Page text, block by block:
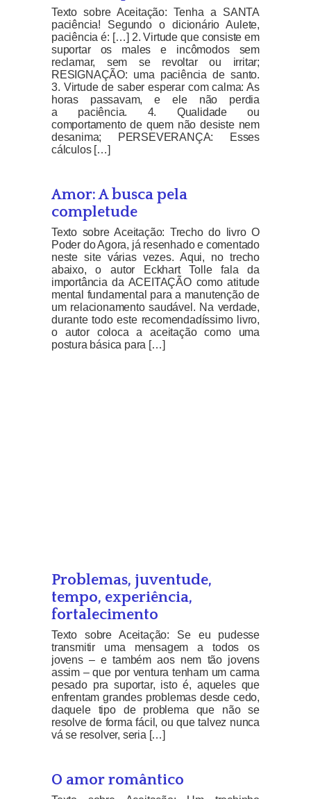
Texto sobre Aceitação: Tenha a SANTA
paciência! Segundo o dicionário Aulete,
paciência é: […] 2. Virtude que consiste em
suportar os males e incômodos sem
reclamar, sem se revoltar ou irritar;
RESIGNAÇÃO: uma paciência de santo.
3. Virtude de saber esperar com calma: As
horas passavam, e ele não perdia
a paciência. 4. Qualidade ou
comportamento de quem não desiste nem
desanima; PERSEVERANÇA: Esses
cálculos […]
Amor: A busca pela
completude
Texto sobre Aceitação: Trecho do livro O
Poder do Agora, já resenhado e comentado
neste site várias vezes. Aqui, no trecho
abaixo, o autor Eckhart Tolle fala da
importância da ACEITAÇÃO como atitude
mental fundamental para a manutenção de
um relacionamento saudável. Na verdade,
durante todo este recomendadíssimo livro,
o autor coloca a aceitação como uma
postura básica para […]
Problemas, juventude,
tempo, experiência,
fortalecimento
Texto sobre Aceitação: Se eu pudesse
transmitir uma mensagem a todos os
jovens – e também aos nem tão jovens
assim – que por ventura tenham um carma
pesado pra suportar, isto é, aqueles que
enfrentam grandes problemas desde cedo,
daquele tipo de problema que não se
resolve de forma fácil, ou que talvez nunca
vá se resolver, seria […]
O amor romântico